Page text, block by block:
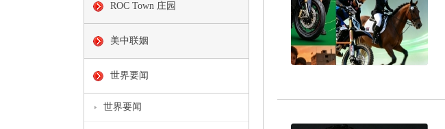
ROC Town 庄园
美中联姻
世界要闻
世界要闻